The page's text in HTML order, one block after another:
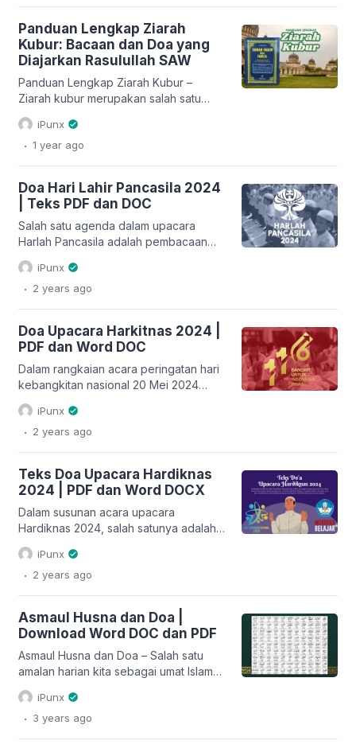
sarana menyampaikan doa serta
mempererat hubungan dengan
keluarga, sahabat, dan rekan kerja.
Mengutip dari 500 Best SMS Ucapan
[…]
Panduan Lengkap Ziarah
Kubur: Bacaan dan Doa yang
Diajarkan Rasulullah SAW
Panduan Lengkap Ziarah Kubur –
Ziarah kubur merupakan salah satu
amalan yang dianjurkan dalam Islam.
Selain sebagai bentuk penghormatan
kepada orang yang telah meninggal,
Rasulullah SAW tidak hanya
mempraktikkan ziarah kubur, tetapi
juga mengajarkan bacaan dan doa
yang sebaiknya dibaca saat
berkunjung ke makam. Artikel […]
iPunx
. 1 year ago
Doa Hari Lahir Pancasila 2024
| Teks PDF dan DOC
Salah satu agenda dalam upacara
Harlah Pancasila adalah pembacaan
naskah teks doa hari lahir Pancasila
tahun 2024. Untuk susunan teks atau
naskah tersebut sudah disediakan
Pancasila 2024 ini dalam bentuk file
pdf maupun docx pada akhir artikel ini.
Selain itu, kita juga dapat langsung […]
iPunx
. 2 years ago
Doa Upacara Harkitnas 2024 |
PDF dan Word DOC
Dalam rangkaian acara peringatan hari
kebangkitan nasional 20 Mei 2024
adalah pelaksanaan doa upacara
bendera Harkitnas 2024. Rangkaian
acara upacara bendera dapat anda
baca ataupun download file pdf dan
docx nya di sini. Sedangkan naskah
atau teks doa upacara peringatan
harkitnas 2024 dapat anda […]
iPunx
. 2 years ago
Teks Doa Upacara Hardiknas
2024 | PDF dan Word DOCX
Dalam susunan acara upacara
Hardiknas 2024, salah satunya adalah
membaca teks doa upacara Hardiknas
2024. Oleh karena itu, Kemendikbud
telah menyusun naskah teks doa resmi
tersebut. Silahkan klik tautan atau
tombol download pada akhir artikel ini
untuk mengunduh naskah doa upacara
Hardiknas 2024 dalam bentuk file PDF
atau Word Docx. Atau […]
iPunx
. 2 years ago
Asmaul Husna dan Doa |
Download Word DOC dan PDF
Asmaul Husna dan Doa – Salah satu
amalan harian kita sebagai umat Islam
adalah membaca asmaul husna. Asmaul
Husna adalah 99 nama Allah SWT,
gelar Allah yang baik dan agung sesuai
iPunx
. 3 years ago